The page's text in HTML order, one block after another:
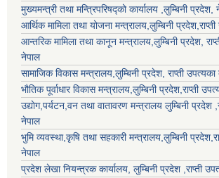
मुख्यमन्त्री तथा मन्त्रिपरिषद्को कार्यालय ,लुम्बिनी प्रदेश,
आर्थिक मामिला तथा योजना मन्त्रालय,लुम्बिनी प्रदेश
आन्तरिक मामिला तथा कानून मन्त्रालय,लुम्बिनी प्रदेश,
नेपाल
सामाजिक विकास मन्त्रालय,लुम्बिनी प्रदेश, राप्ती
भौतिक पूर्वाधार विकास मन्त्रालय,लुम्बिनी प्रदेश,राप्ती
उद्याेग,पर्यटन,वन तथा वातावरण मन्त्रालय लुम्बिनी प्रदेश ,
नेपाल
भुमि व्यवस्था,कृषि तथा सहकारी मन्त्रालय,लुम्बिनी प्रदेश,
नेपाल
प्रदेश लेखा नियन्त्रक कार्यालय, लुम्बिनी प्रदेश ,राप्ती